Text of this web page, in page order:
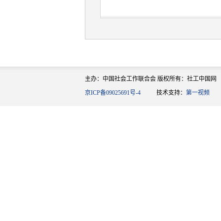
主办：中国社会工作联合会 版权所有：社工中国网
京ICP备09025691号-4 技术支持： 第一视频